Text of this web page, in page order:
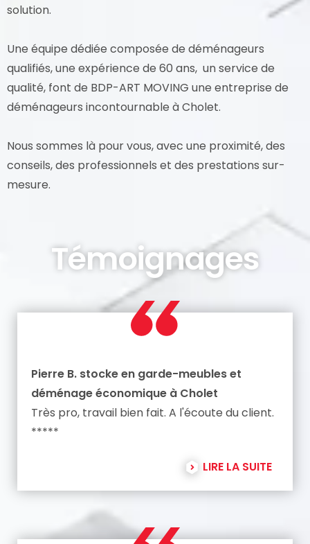
solution.
Une équipe dédiée composée de déménageurs
qualifiés, une expérience de 60 ans, un service de
qualité, font de BDP-ART MOVING une entreprise de
déménageurs incontournable à Cholet.
Nous sommes là pour vous, avec une proximité, des
conseils, des professionnels et des prestations sur-
mesure.
Témoignages
Pierre B. stocke en garde-meubles et
déménage économique à Cholet
Très pro, travail bien fait. A l'écoute du client.
*****
LIRE LA SUITE